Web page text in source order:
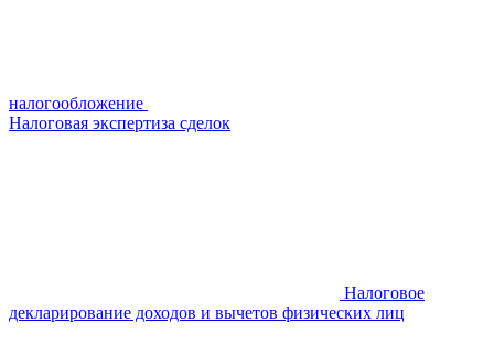
налогообложение
Налоговая экспертиза сделок
Налоговое
декларирование доходов и вычетов физических лиц